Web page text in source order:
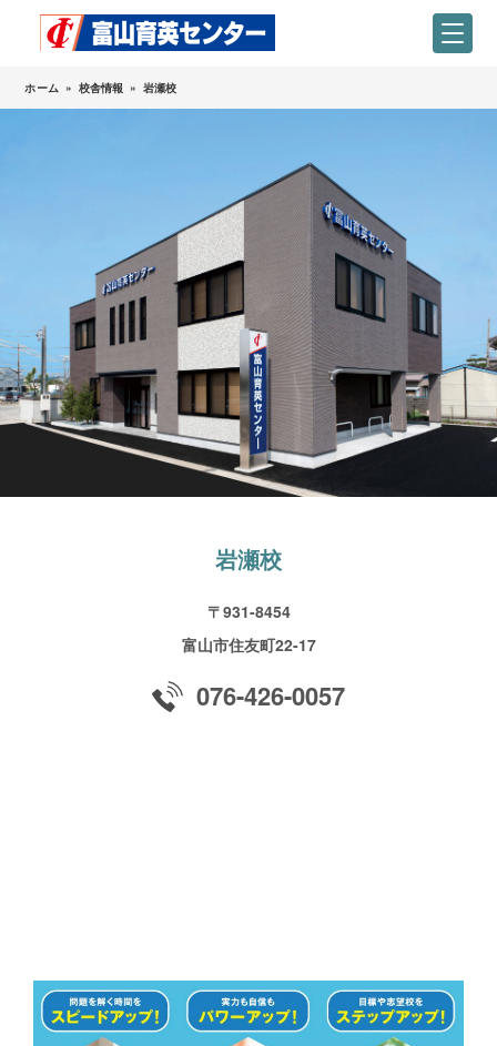
ホーム » 校舎情報 » 岩瀬校
岩瀬校
〒931-8454
富山市住友町22-17
076-426-0057